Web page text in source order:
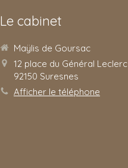
Le cabinet
Maÿlis de Goursac
12 place du Général Leclerc
92150 Suresnes
Afficher le téléphone